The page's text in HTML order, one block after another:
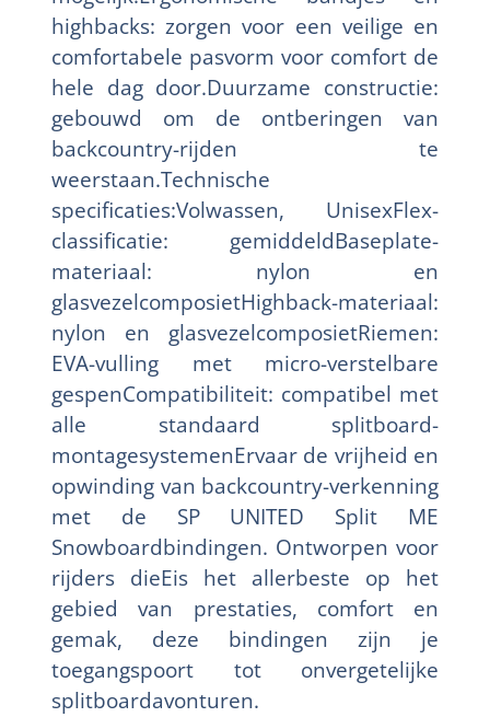
highbacks: zorgen voor een veilige en
comfortabele pasvorm voor comfort de
hele dag door.Duurzame constructie:
gebouwd om de ontberingen van
backcountry-rijden te
weerstaan.Technische
specificaties:Volwassen, UnisexFlex-
classificatie: gemiddeldBaseplate-
materiaal: nylon en
glasvezelcomposietHighback-materiaal:
nylon en glasvezelcomposietRiemen:
EVA-vulling met micro-verstelbare
gespenCompatibiliteit: compatibel met
alle standaard splitboard-
montagesystemenErvaar de vrijheid en
opwinding van backcountry-verkenning
met de SP UNITED Split ME
Snowboardbindingen. Ontworpen voor
rijders dieEis het allerbeste op het
gebied van prestaties, comfort en
gemak, deze bindingen zijn je
toegangspoort tot onvergetelijke
splitboardavonturen.